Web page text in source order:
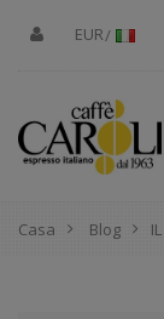
EUR
Casa Blog